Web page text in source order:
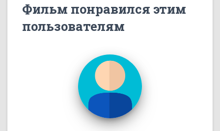
Фильм понравился этим
пользователям